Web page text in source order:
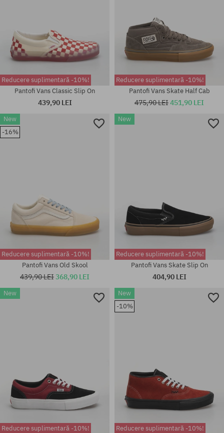
Mărimi existente:
Mărimi existente:
Mărimi existente:
Reducere suplimentară -10%!
Pantofi Vans Classic Slip On
439,90 LEI
Mărimi existente:
40.5; 41; 42; 42.5; 43; 44; 44.5;
Reducere suplimentară -10%!
Pantofi Vans Skate Half Cab
475,90 LEI451,90 LEI
New
-16%
Reducere suplimentară -10%!
Pantofi Vans Old Skool
439,90 LEI368,90 LEI
New
Reducere suplimentară -10%!
Pantofi Vans Skate Slip On
404,90 LEI
New
Reducere suplimentară -10%!
New
-10%
Reducere suplimentară -10%!